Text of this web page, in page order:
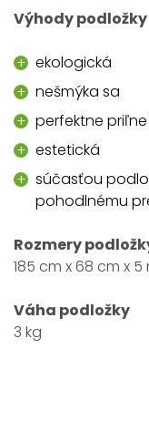
Výhody podložky
ekologická
nešmýka sa
perfektne
estetická
súčasťou
pohodlnému
Rozmery
185 cm x 68 cm x 5
Váha podložky
3 kg